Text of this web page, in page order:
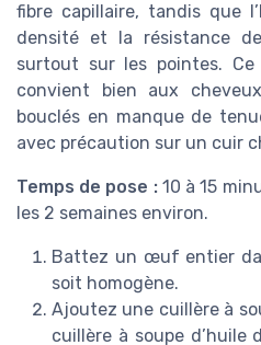
fibre capillaire, tandis que
densité et la résistance
surtout sur les pointes.
convient bien aux
bouclés en manque de
avec précaution sur un cuir
Temps de pose :10 à 15
les 2 semaines environ.
Battez un œuf entier
soit homogène.
Ajoutez une cuillère à
cuillère à soupe d’huile